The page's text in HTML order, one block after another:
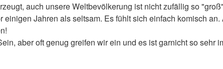
auch unsere Weltbevölkerung ist nicht zufällig so
Jahren als seltsam. Es fühlt sich einfach komisch
aber oft genug greifen wir ein und es ist garnicht so sehr